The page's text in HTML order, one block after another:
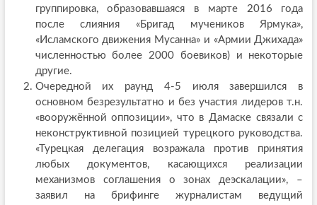
группировка, образовавшаяся в марте 2016 года
после слияния «Бригад мучеников Ярмука»,
«Исламского движения Мусанна» и «Армии Джихада»
численностью более 2000 боевиков) и некоторые
другие.
Очередной их раунд 4-5 июля завершился в
основном безрезультатно и без участия лидеров т.н.
«вооружённой оппозиции», что в Дамаске связали с
неконструктивной позицией турецкого руководства.
«Турецкая делегация возражала против принятия
любых документов, касающихся реализации
механизмов соглашения о зонах деэскалации», –
заявил на брифинге журналистам ведущий